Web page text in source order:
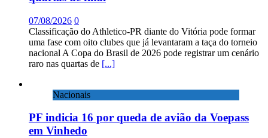
07/08/2026 0
Classificação do Athletico-PR diante do Vitória pode formar
uma fase com oito clubes que já levantaram a taça do torneio
nacional A Copa do Brasil de 2026 pode registrar um cenário
raro nas quartas de [...]
Nacionais
PF indicia 16 por queda de avião da Voepass
em Vinhedo